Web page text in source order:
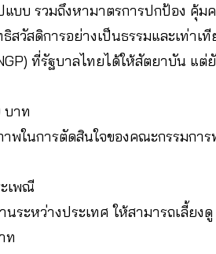
บบ รวมถึงหามาตรการปกป้อง คุ้ม
สวัสดิการอย่างเป็นธรรมและเท่าเ
ที่รัฐบาลไทยได้ให้สัตยาบัน แต่
บาท
พในการตัดสินใจของคณะกรรมกา
เพณี
ระหว่างประเทศ ให้สามารถเลี้ยงดู
ท